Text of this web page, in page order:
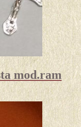
mod.ram